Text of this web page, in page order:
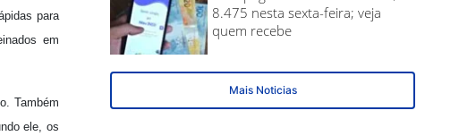
para
em
Também
ele, os